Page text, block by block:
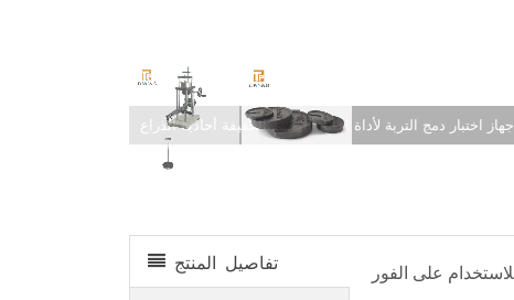
جهاز اختبار دمج التربة لأداة اختبار الخدمة الخفيفة أحادية الذراع
تفاصيل المنتج